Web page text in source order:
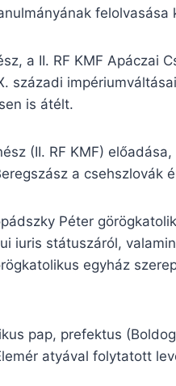
felolvasása
a II. RF KMF Apáczai
századi
is átélt.
(II. RF KMF)
a csehszlovák
Péter
iuris státuszáról,
egyház
pap, prefektus
atyával folytatott